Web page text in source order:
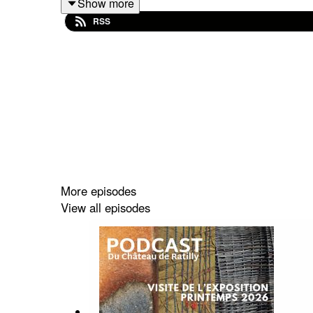
RSS
More episodes
View all episodes